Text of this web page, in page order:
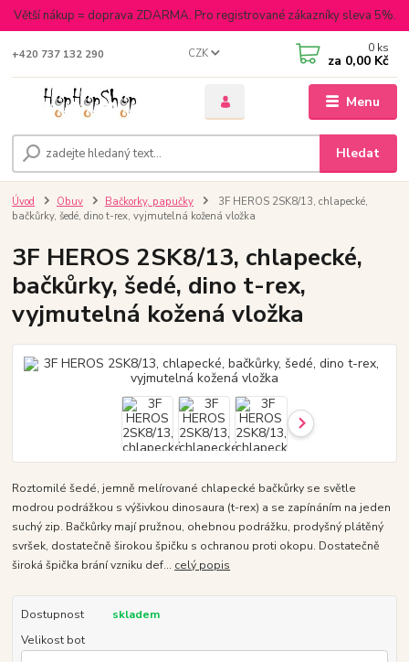
Větší nákup = doprava ZDARMA. Pro registrované zákazníky sleva 5%.
Menu
CZK
Hledat
+420 737 132 290 0 ks
za 0,00 Kč
Úvod Obuv Bačkorky, papučky
3F HEROS 2SK8/13, chlapecké,
bačkůrky, šedé, dino t-rex, vyjmutelná kožená vložka
3F HEROS 2SK8/13, chlapecké,
bačkůrky, šedé, dino t-rex,
vyjmutelná kožená vložka
Roztomilé šedé, jemně melírované chlapecké bačkůrky se světle
modrou podrážkou s výšivkou dinosaura (t-rex) a se zapínáním na jeden
suchý zip. Bačkůrky mají pružnou, ohebnou podrážku, prodyšný plátěný
svršek, dostatečně širokou špičku s ochranou proti okopu. Dostatečně
široká špička brání vzniku def... celý popis
Dostupnost
skladem
Velikost bot